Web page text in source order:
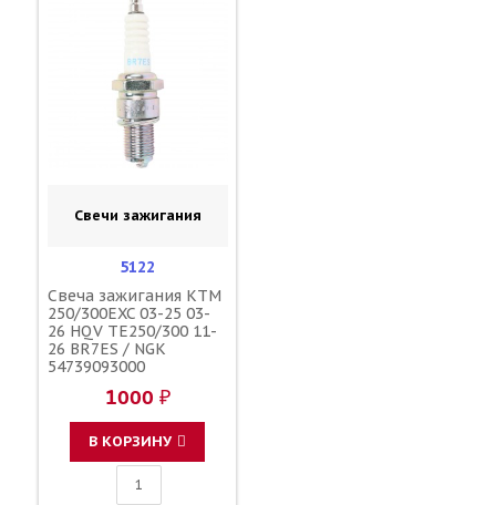
Свечи зажигания
5122
Свеча зажигания KTM
250/300EXC 03-25 03-
26 HQV TE250/300 11-
26 BR7ES / NGK
54739093000
1000 ₽
В КОРЗИНУ